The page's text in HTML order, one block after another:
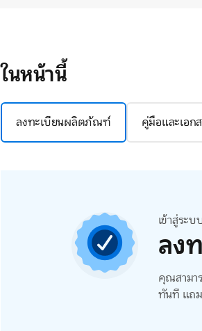
ในหน้านี้
ลงทะเบียนผลิตภัณฑ์ คู่มือและเอก
เข้าสู่ระ
ลง
คุณสามา
ทันที แถม